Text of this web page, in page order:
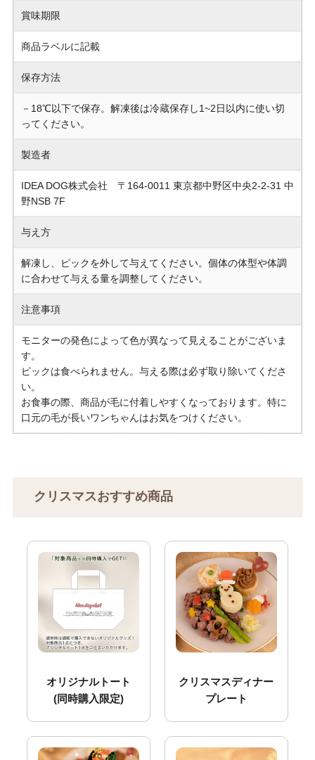
賞味期限
商品ラベルに記載
保存方法
－18℃以下で保存。解凍後は冷蔵保存し1~2日以内に使い切
ってください。
製造者
IDEA DOG株式会社 〒164-0011 東京都中野区中央2-2-31 中
野NSB 7F
与え方
解凍し、ピックを外して与えてください。個体の体型や体調
に合わせて与える量を調整してください。
注意事項
モニターの発色によって色が異なって見えることがございま
す。
ピックは食べられません。与える際は必ず取り除いてくださ
い。
お食事の際、商品が毛に付着しやすくなっております。特に
口元の毛が長いワンちゃんはお気をつけください。
クリスマスおすすめ商品
オリジナルトート
(同時購入限定)
クリスマスディナー
プレート